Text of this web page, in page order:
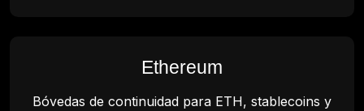
Ethereum
Bóvedas de continuidad para ETH, stablecoins y